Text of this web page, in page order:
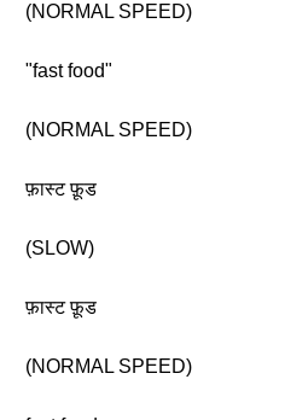
(NORMAL SPEED)
"fast food"
(NORMAL SPEED)
फ़ास्ट फ़ूड
(SLOW)
फ़ास्ट फ़ूड
(NORMAL SPEED)